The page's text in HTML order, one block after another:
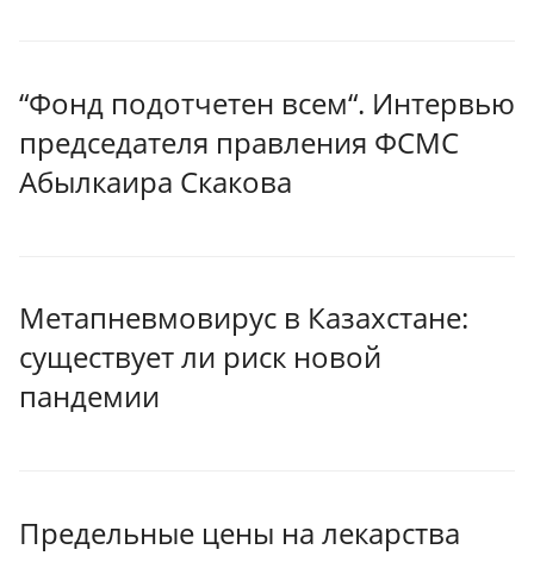
“Фонд подотчетен всем“. Интервью
председателя правления ФСМС
Абылкаира Скакова
Метапневмовирус в Казахстане:
существует ли риск новой
пандемии
Предельные цены на лекарства